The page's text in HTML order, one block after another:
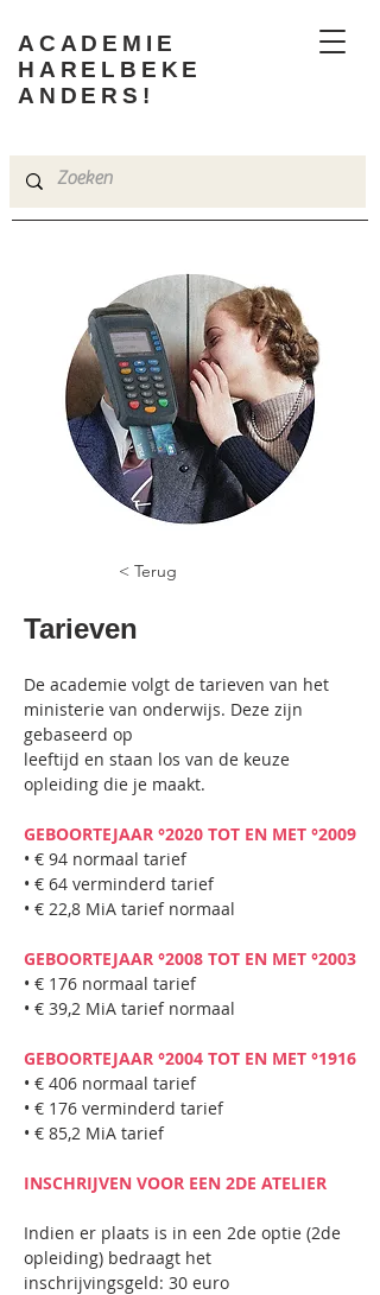
ACADEMIE
HARELBEKE
ANDERS!
< Terug
Tarieven
De academie volgt de tarieven van het
ministerie van onderwijs. Deze zijn
gebaseerd op
leeftijd en staan los van de keuze
opleiding die je maakt.
GEBOORTEJAAR °2020 TOT EN MET °2009
• € 94 normaal tarief
• € 64 verminderd tarief
• € 22,8 MiA tarief normaal
GEBOORTEJAAR °2008 TOT EN MET °2003
• € 176 normaal tarief
• € 39,2 MiA tarief normaal
GEBOORTEJAAR °2004 TOT EN MET °1916
• € 406 normaal tarief
• € 176 verminderd tarief
• € 85,2 MiA tarief
INSCHRIJVEN VOOR EEN 2DE ATELIER
Indien er plaats is in een 2de optie (2de
opleiding) bedraagt het
inschrijvingsgeld: 30 euro